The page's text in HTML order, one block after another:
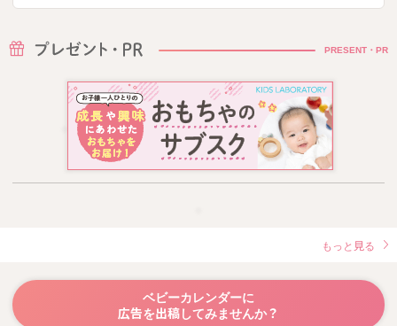
PRESENT・PR
もっと見る
ベビーカレンダーに
広告を出稿してみませんか？